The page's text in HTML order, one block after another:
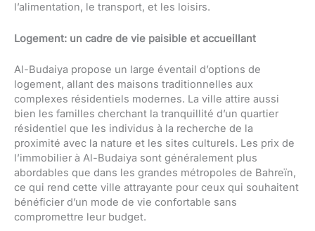
l’alimentation, le transport, et les loisirs.
Logement: un cadre de vie paisible et accueillant
Al-Budaiya propose un large éventail d’options de
logement, allant des maisons traditionnelles aux
complexes résidentiels modernes. La ville attire aussi
bien les familles cherchant la tranquillité d’un quartier
résidentiel que les individus à la recherche de la
proximité avec la nature et les sites culturels. Les prix de
l’immobilier à Al-Budaiya sont généralement plus
abordables que dans les grandes métropoles de Bahreïn,
ce qui rend cette ville attrayante pour ceux qui souhaitent
bénéficier d’un mode de vie confortable sans
compromettre leur budget.